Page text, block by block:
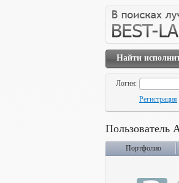
Найти
Логин:
Регистрация
Пользователь
Портфолио